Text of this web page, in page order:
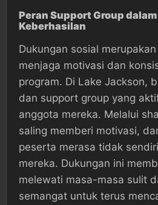
Peran Support Group
Keberhasilan
Dukungan sosial
menjaga motivasi dan
program. Di Lake Jackson,
dan support group yang
anggota mereka. Melalui
saling memberi motivasi,
peserta merasa tidak
mereka. Dukungan ini
melewati masa-masa sulit
semangat untuk terus